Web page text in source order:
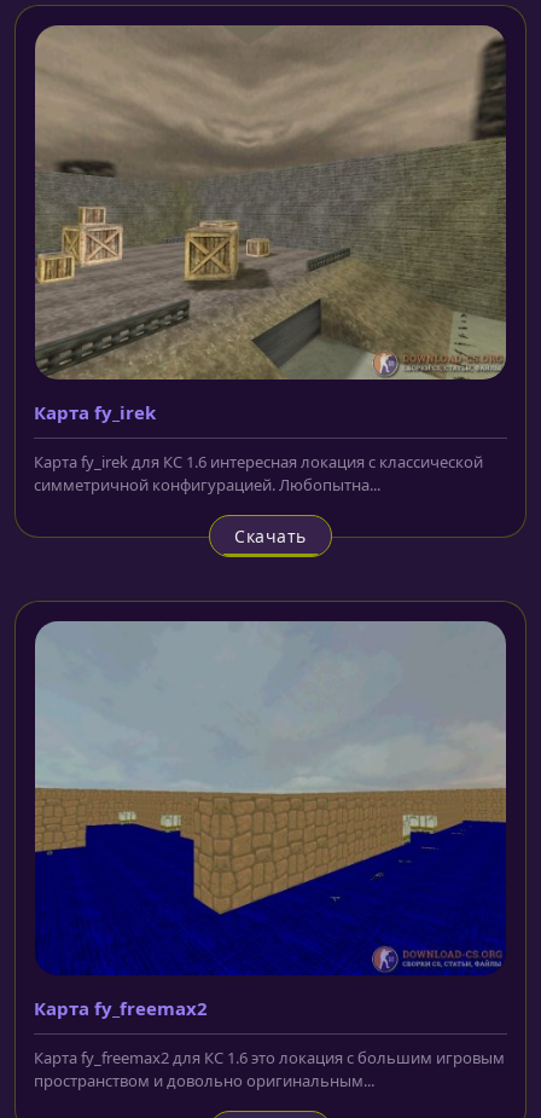
Карта fy_irek
Карта fy_irek для КС 1.6 интересная локация с классической
симметричной конфигурацией. Любопытна...
Скачать
Карта fy_freemax2
Карта fy_freemax2 для КС 1.6 это локация с большим игровым
пространством и довольно оригинальным...